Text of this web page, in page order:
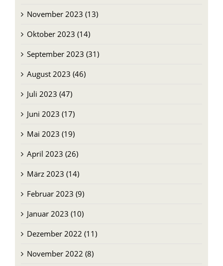
November 2023 (13)
Oktober 2023 (14)
September 2023 (31)
August 2023 (46)
Juli 2023 (47)
Juni 2023 (17)
Mai 2023 (19)
April 2023 (26)
März 2023 (14)
Februar 2023 (9)
Januar 2023 (10)
Dezember 2022 (11)
November 2022 (8)